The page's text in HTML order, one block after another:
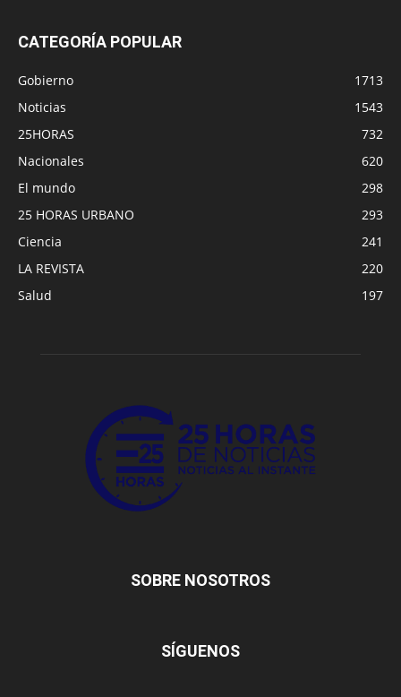
CATEGORÍA POPULAR
Gobierno
1713
Noticias
1543
25HORAS
732
Nacionales
620
El mundo
298
25 HORAS URBANO
293
Ciencia
241
LA REVISTA
220
Salud
197
SOBRE NOSOTROS
SÍGUENOS